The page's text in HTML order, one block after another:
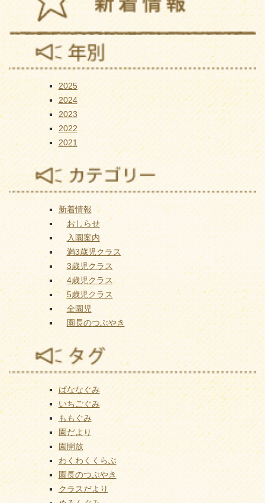
2025
2024
2023
2022
2021
新着情報
おしらせ
入園案内
満3歳児クラス
3歳児クラス
4歳児クラス
5歳児クラス
全園児
園長のつぶやき
ばななぐみ
いちごぐみ
ももぐみ
園だより
園開放
わくわくくらぶ
園長のつぶやき
クラスだより